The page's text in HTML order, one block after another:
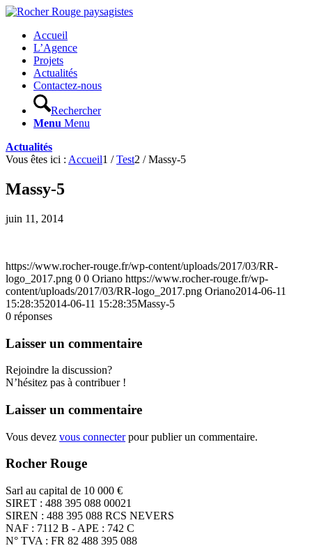
Accueil
L’Agence
Projets
Actualités
Contactez-nous
Rechercher
Menu Menu
Actualités
Vous êtes ici : Accueil1 / Test2 / Massy-5
Massy-5
juin 11, 2014
https://www.rocher-rouge.fr/wp-content/uploads/2017/03/RR-
logo_2017.png 0 0 Oriano https://www.rocher-rouge.fr/wp-
content/uploads/2017/03/RR-logo_2017.png Oriano2014-06-11
15:28:352014-06-11 15:28:35Massy-5
0 réponses
Laisser un commentaire
Rejoindre la discussion?
N’hésitez pas à contribuer !
Laisser un commentaire
Vous devez vous connecterpour publier un commentaire.
Rocher Rouge
Sarl au capital de 10 000 €
SIRET : 488 395 088 00021
SIREN : 488 395 088 RCS NEVERS
NAF : 7112 B - APE : 742 C
N° TVA : FR 82 488 395 088